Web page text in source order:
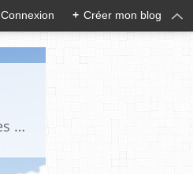
Connexion + Créer mon blog
Je suis un globe trotteur infatigable, une amoureuse des gens et du voyage. J'aime me confronter à d'autres cultures, je suis curieuse de tout. Je traque la beauté partout où elle se trouve: dans le regard d'un enfant, dans un beau paysage, sur le sommet d'une montagne,dans l'harmonie d'un décor intérieur, la splendeur d'un édifice, d'un lac, d'une mer d'huile, dans le silence d'un désert lorsque la lumière transforme le réel, afin qu'apparaisse cette impalpable émotion.